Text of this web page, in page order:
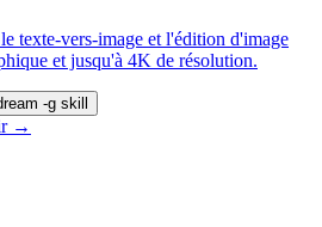
texte-vers-image et l'édition d'image
et jusqu'à 4K de résolution.
-g skill
→